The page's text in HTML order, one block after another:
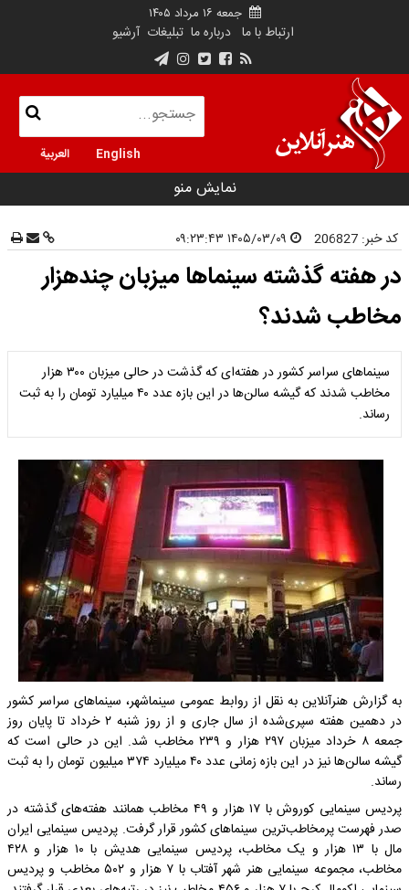
جمعه ۱۶ مرداد ۱۴۰۵
ارتباط با ما درباره ما تبلیغات آرشیو
English العربية
نمایش منو
کد خبر: 206827
در هفته گذشته سینماها میزبان چندهزار
مخاطب شدند؟
سینماهای سراسر کشور در هفته‌ای که گذشت در حالی میزبان ۳۰۰ هزار
مخاطب شدند که گیشه سالن‌ها در این بازه عدد ۴۰ میلیارد تومان را به ثبت
رساند.
به گزارش هنرآنلاین به نقل از روابط عمومی سینماشهر، سینماهای سراسر کشور
در دهمین هفته سپری‌شده از سال جاری و از روز شنبه ۲ خرداد تا پایان روز
جمعه ۸ خرداد میزبان ۲۹۷ هزار و ۲۳۹ مخاطب شد. این در حالی است که
گیشه سالن‌ها نیز در این بازه زمانی عدد ۴۰ میلیارد ۳۷۴ میلیون تومان را به ثبت
رساند.
پردیس سینمایی کوروش با ۱۷ هزار و ۴۹ مخاطب همانند هفته‌های گذشته در
صدر فهرست پرمخاطب‌ترین سینماهای کشور قرار گرفت. پردیس سینمایی ایران
مال با ۱۳ هزار و یک مخاطب، پردیس سینمایی هدیش با ۱۰ هزار و ۴۲۸
مخاطب، مجموعه سینمایی هنر شهر آفتاب با ۷ هزار و ۵۰۲ مخاطب و پردیس